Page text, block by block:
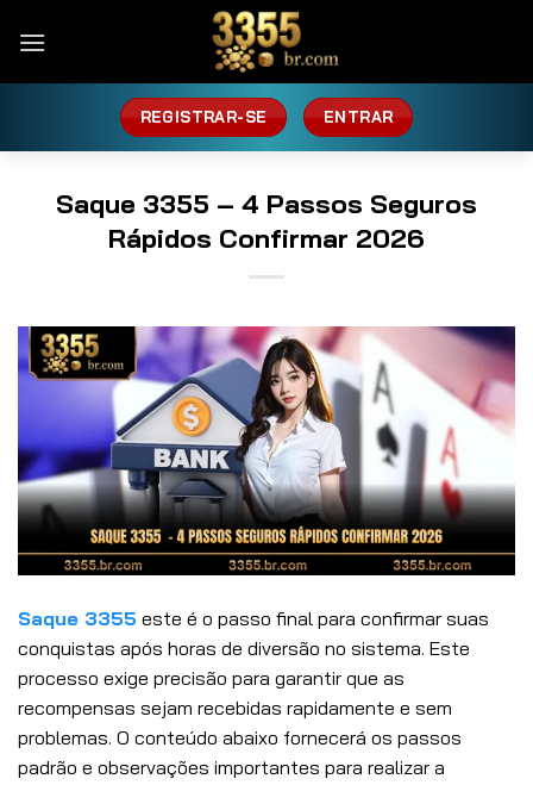
REGISTRAR-SE ENTRAR
Saque 3355 – 4 Passos Seguros
Rápidos Confirmar 2026
Saque 3355 este é o passo final para confirmar suas
conquistas após horas de diversão no sistema. Este
processo exige precisão para garantir que as
recompensas sejam recebidas rapidamente e sem
problemas. O conteúdo abaixo fornecerá os passos
padrão e observações importantes para realizar a